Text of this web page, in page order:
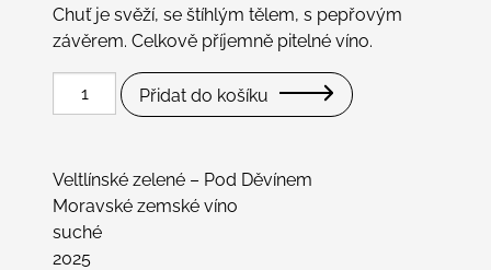
Chuť je svěží, se štíhlým tělem, s pepřovým
závěrem. Celkově příjemně pitelné víno.
zelené
Přidat do košíku
Veltlínské zelené – Pod Děvínem
Moravské zemské víno
suché
2025